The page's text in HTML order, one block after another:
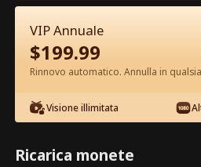
Episodio 48 -
che Vuole Film
1-50 51-92
46 47 48
VIP Annuale
$199.99
Rinnovo automatico. Annulla in
Visione illimitata
Ricarica monete